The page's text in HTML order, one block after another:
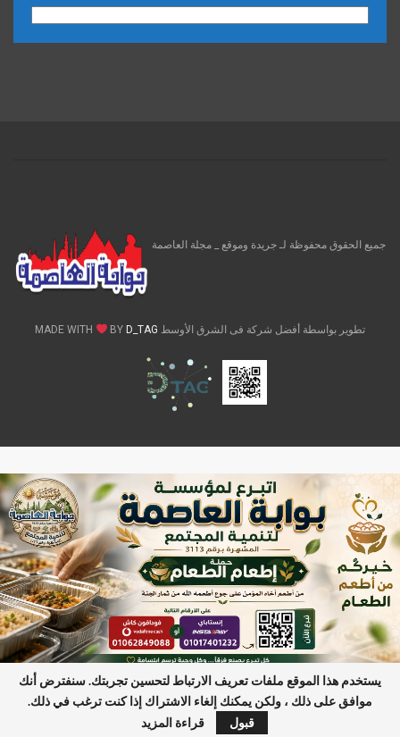
جميع الحقوق محفوظة لـ جريدة وموقع _ مجلة العاصمة
تطوير بواسطة أفضل شركة فى الشرق الأوسط MADE WITH BY D_TAG
يستخدم هذا الموقع ملفات تعريف الارتباط لتحسين تجربتك. سنفترض أنك
موافق على ذلك ، ولكن يمكنك إلغاء الاشتراك إذا كنت ترغب في ذلك.
قبول
قراءة المزيد
أولى ضربات "الجداوي" الحاسمة تصفية "حمادة فرنسا" ودك